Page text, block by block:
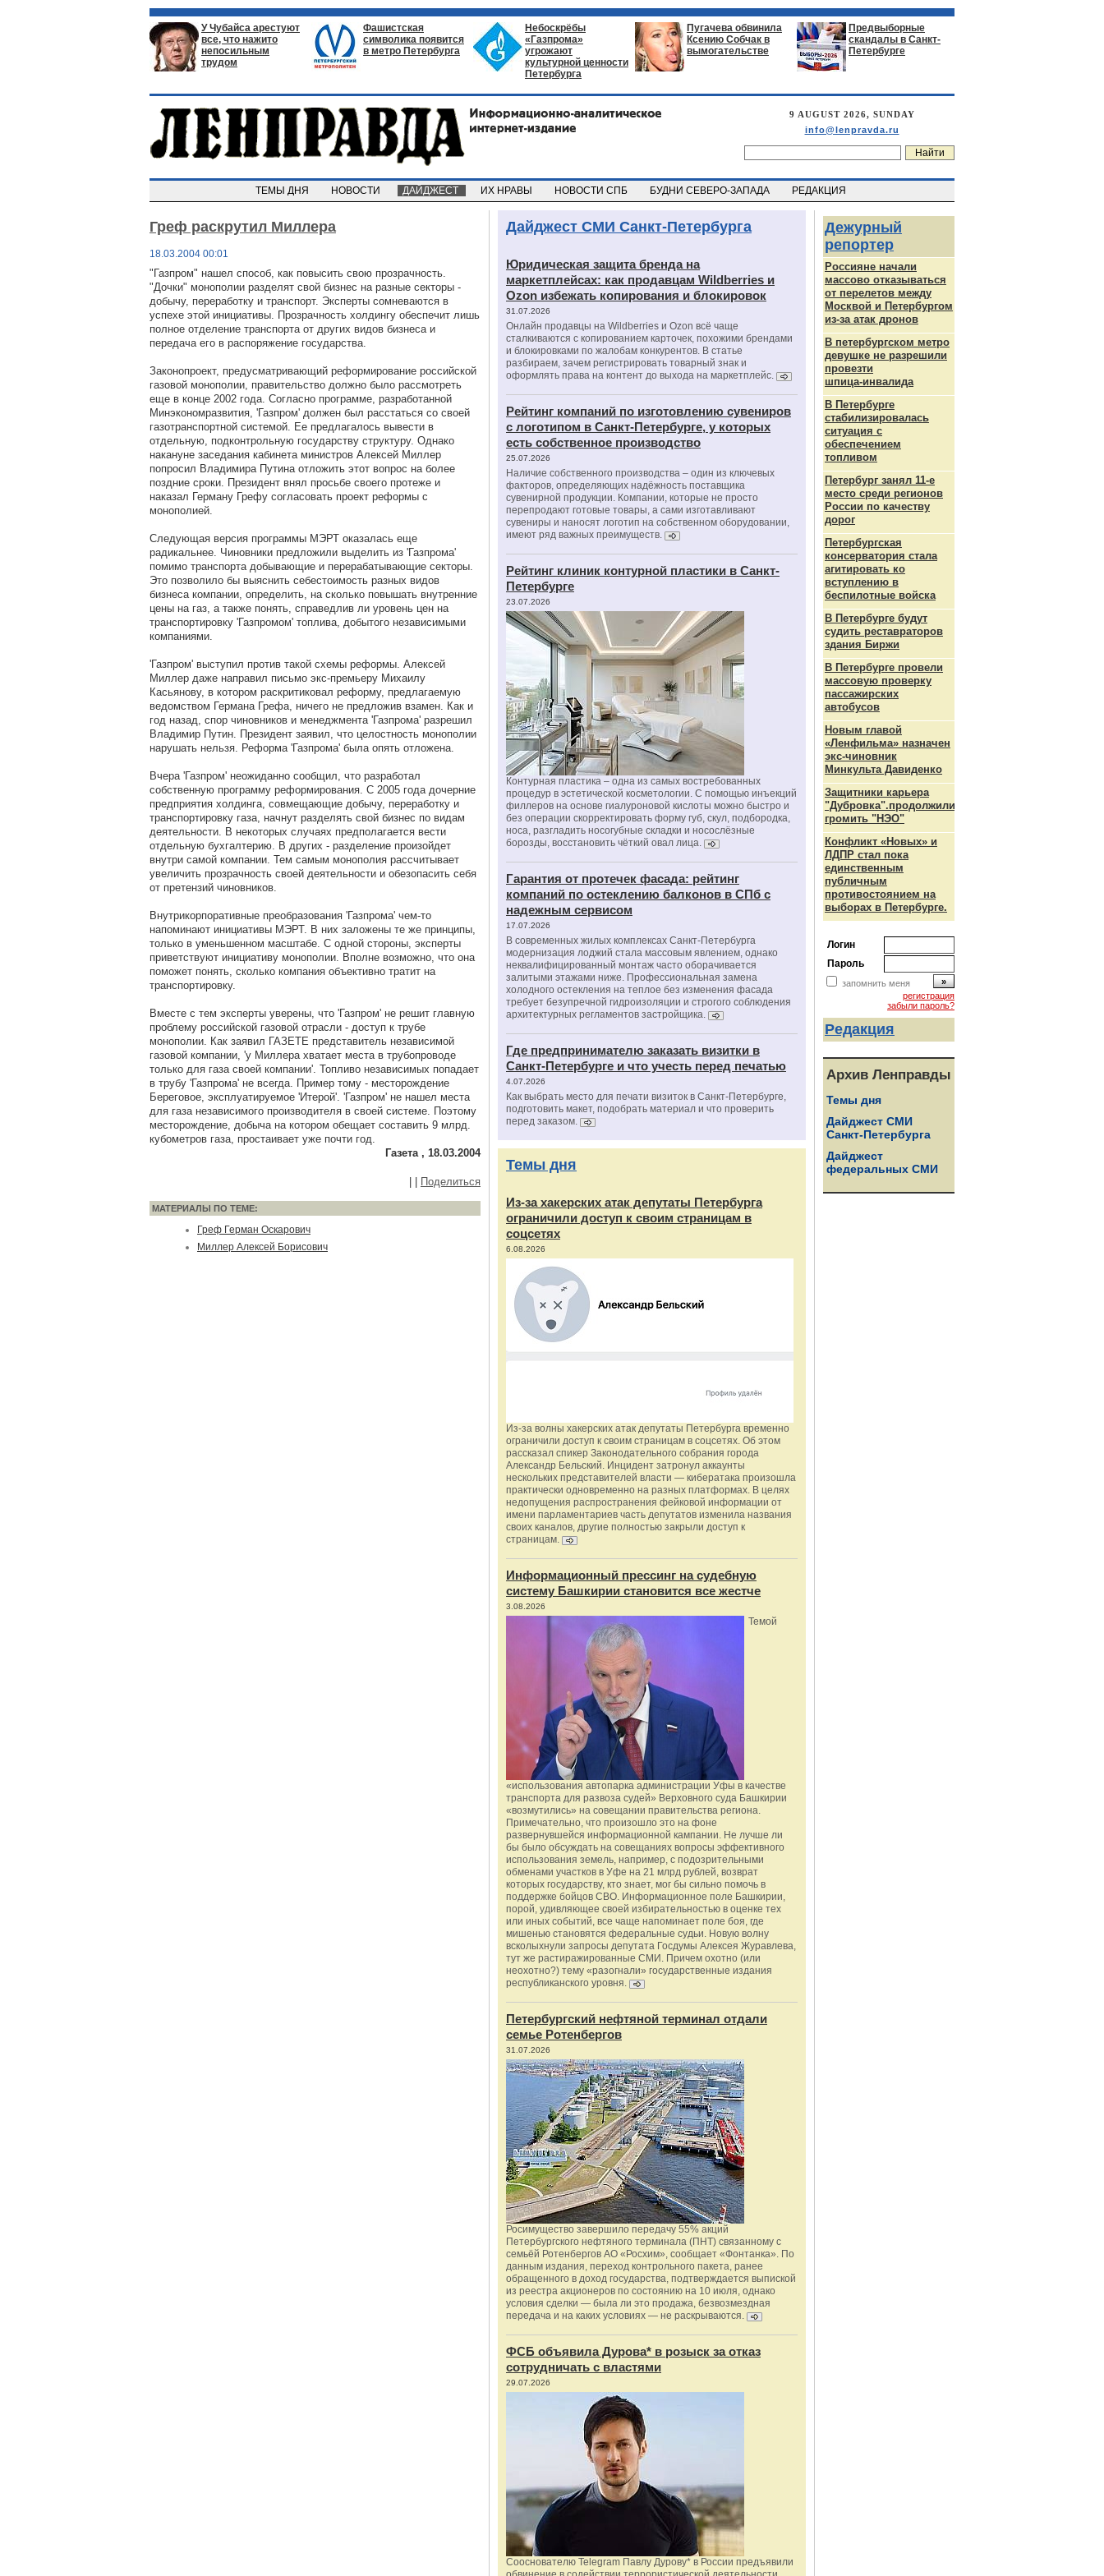
У Чубайса арестуют
все, что нажито
непосильным
трудом
Фашистская
символика появится
в метро Петербурга
Небоскрёбы
«Газпрома»
угрожают
культурной ценности
Петербурга
Пугачева обвинила
Ксению Собчак в
вымогательстве
Предвыборные
скандалы в Санкт-
Петербурге
9 AUGUST 2026, SUNDAY
info@lenpravda.ru
ТЕМЫ ДНЯ НОВОСТИ ДАЙДЖЕСТ ИХ НРАВЫ НОВОСТИ СПБ БУДНИ СЕВЕРО-ЗАПАДА РЕДАКЦИЯ
Греф раскрутил Миллера
18.03.2004 00:01
"Газпром" нашел способ, как повысить свою прозрачность.
"Дочки" монополии разделят свой бизнес на разные секторы -
добычу, переработку и транспорт. Эксперты сомневаются в
успехе этой инициативы. Прозрачность холдингу обеспечит лишь
полное отделение транспорта от других видов бизнеса и
передача его в распоряжение государства.
Законопроект, предусматривающий реформирование российской
газовой монополии, правительство должно было рассмотреть
еще в конце 2002 года. Согласно программе, разработанной
Минэкономразвития, 'Газпром' должен был расстаться со своей
газотранспортной системой. Ее предлагалось вывести в
отдельную, подконтрольную государству структуру. Однако
накануне заседания кабинета министров Алексей Миллер
попросил Владимира Путина отложить этот вопрос на более
поздние сроки. Президент внял просьбе своего протеже и
наказал Герману Грефу согласовать проект реформы с
монополией.
Следующая версия программы МЭРТ оказалась еще
радикальнее. Чиновники предложили выделить из 'Газпрома'
помимо транспорта добывающие и перерабатывающие секторы.
Это позволило бы выяснить себестоимость разных видов
бизнеса компании, определить, на сколько повышать внутренние
цены на газ, а также понять, справедлив ли уровень цен на
транспортировку 'Газпромом' топлива, добытого независимыми
компаниями.
'Газпром' выступил против такой схемы реформы. Алексей
Миллер даже направил письмо экс-премьеру Михаилу
Касьянову, в котором раскритиковал реформу, предлагаемую
ведомством Германа Грефа, ничего не предложив взамен. Как и
год назад, спор чиновников и менеджмента 'Газпрома' разрешил
Владимир Путин. Президент заявил, что целостность монополии
нарушать нельзя. Реформа 'Газпрома' была опять отложена.
Вчера 'Газпром' неожиданно сообщил, что разработал
собственную программу реформирования. С 2005 года дочерние
предприятия холдинга, совмещающие добычу, переработку и
транспортировку газа, начнут разделять свой бизнес по видам
деятельности. В некоторых случаях предполагается вести
отдельную бухгалтерию. В других - разделение произойдет
внутри самой компании. Тем самым монополия рассчитывает
увеличить прозрачность своей деятельности и обезопасить себя
от претензий чиновников.
Внутрикорпоративные преобразования 'Газпрома' чем-то
напоминают инициативы МЭРТ. В них заложены те же принципы,
только в уменьшенном масштабе. С одной стороны, эксперты
приветствуют инициативу монополии. Вполне возможно, что она
поможет понять, сколько компания объективно тратит на
транспортировку.
Вместе с тем эксперты уверены, что 'Газпром' не решит главную
проблему российской газовой отрасли - доступ к трубе
монополии. Как заявил ГАЗЕТЕ представитель независимой
газовой компании, 'у Миллера хватает места в трубопроводе
только для газа своей компании'. Топливо независимых попадает
в трубу 'Газпрома' не всегда. Пример тому - месторождение
Береговое, эксплуатируемое 'Итерой'. 'Газпром' не нашел места
для газа независимого производителя в своей системе. Поэтому
месторождение, добыча на котором обещает составить 9 млрд.
кубометров газа, простаивает уже почти год.
Газета , 18.03.2004
Поделиться
МАТЕРИАЛЫ ПО ТЕМЕ:
Греф Герман Оскарович
Миллер Алексей Борисович
Дайджест СМИ Санкт-Петербурга
Юридическая защита бренда на
маркетплейсах: как продавцам Wildberries и
Ozon избежать копирования и блокировок
31.07.2026
Онлайн продавцы на Wildberries и Ozon всё чаще
сталкиваются с копированием карточек, похожими брендами
и блокировками по жалобам конкурентов. В статье
разбираем, зачем регистрировать товарный знак и
оформлять права на контент до выхода на маркетплейс.
Рейтинг компаний по изготовлению сувениров
с логотипом в Санкт-Петербурге, у которых
есть собственное производство
25.07.2026
Наличие собственного производства – один из ключевых
факторов, определяющих надёжность поставщика
сувенирной продукции. Компании, которые не просто
перепродают готовые товары, а сами изготавливают
сувениры и наносят логотип на собственном оборудовании,
имеют ряд важных преимуществ.
Рейтинг клиник контурной пластики в Санкт-
Петербурге
23.07.2026
Контурная пластика – одна из самых востребованных
процедур в эстетической косметологии. С помощью инъекций
филлеров на основе гиалуроновой кислоты можно быстро и
без операции скорректировать форму губ, скул, подбородка,
носа, разгладить носогубные складки и носослёзные
борозды, восстановить чёткий овал лица.
Гарантия от протечек фасада: рейтинг
компаний по остеклению балконов в СПб с
надежным сервисом
17.07.2026
В современных жилых комплексах Санкт-Петербурга
модернизация лоджий стала массовым явлением, однако
неквалифицированный монтаж часто оборачивается
залитыми этажами ниже. Профессиональная замена
холодного остекления на теплое без изменения фасада
требует безупречной гидроизоляции и строгого соблюдения
архитектурных регламентов застройщика.
Где предпринимателю заказать визитки в
Санкт-Петербурге и что учесть перед печатью
4.07.2026
Как выбрать место для печати визиток в Санкт-Петербурге,
подготовить макет, подобрать материал и что проверить
перед заказом.
Темы дня
Из‑за хакерских атак депутаты Петербурга
ограничили доступ к своим страницам в
соцсетях
6.08.2026
Из‑за волны хакерских атак депутаты Петербурга временно
ограничили доступ к своим страницам в соцсетях. Об этом
рассказал спикер Законодательного собрания города
Александр Бельский. Инцидент затронул аккаунты
нескольких представителей власти — кибератака произошла
практически одновременно на разных платформах. В целях
недопущения распространения фейковой информации от
имени парламентариев часть депутатов изменила названия
своих каналов, другие полностью закрыли доступ к
страницам.
Информационный прессинг на судебную
систему Башкирии становится все жестче
3.08.2026
Темой
«использования автопарка администрации Уфы в качестве
транспорта для развоза судей» Верховного суда Башкирии
«возмутились» на совещании правительства региона.
Примечательно, что произошло это на фоне
развернувшейся информационной кампании. Не лучше ли
бы было обсуждать на совещаниях вопросы эффективного
использования земель, например, с подозрительными
обменами участков в Уфе на 21 млрд рублей, возврат
которых государству, кто знает, мог бы сильно помочь в
поддержке бойцов СВО. Информационное поле Башкирии,
порой, удивляющее своей избирательностью в оценке тех
или иных событий, все чаще напоминает поле боя, где
мишенью становятся федеральные судьи. Новую волну
всколыхнули запросы депутата Госдумы Алексея Журавлева,
тут же растиражированные СМИ. Причем охотно (или
неохотно?) тему «разогнали» государственные издания
республиканского уровня.
Петербургский нефтяной терминал отдали
семье Ротенбергов
31.07.2026
Росимущество завершило передачу 55% акций
Петербургского нефтяного терминала (ПНТ) связанному с
семьёй Ротенбергов АО «Росхим», сообщает «Фонтанка». По
данным издания, переход контрольного пакета, ранее
обращенного в доход государства, подтверждается выпиской
из реестра акционеров по состоянию на 10 июля, однако
условия сделки — была ли это продажа, безвозмездная
передача и на каких условиях — не раскрываются.
ФСБ объявила Дурова* в розыск за отказ
сотрудничать с властями
29.07.2026
Сооснователю Telegram Павлу Дурову* в России предъявили
Дежурный
репортер
Россияне начали
массово отказываться
от перелетов между
Москвой и Петербургом
из-за атак дронов
В петербургском метро
девушке не разрешили
провезти
шпица‑инвалида
В Петербурге
стабилизировалась
ситуация с
обеспечением
топливом
Петербург занял 11-е
место среди регионов
России по качеству
дорог
Петербургская
консерватория стала
агитировать ко
вступлению в
беспилотные войска
В Петербурге будут
судить реставраторов
здания Биржи
В Петербурге провели
массовую проверку
пассажирских
автобусов
Новым главой
«Ленфильма» назначен
экс-чиновник
Минкульта Давиденко
Защитники карьера
"Дубровка".продолжили
громить "НЭО"
Конфликт «Новых» и
ЛДПР стал пока
единственным
публичным
противостоянием на
выборах в Петербурге.
Логин
Пароль
запомнить меня
регистрация
забыли пароль?
Редакция
Архив Ленправды
Темы дня
Дайджест СМИ
Санкт-Петербурга
Дайджест
федеральных СМИ